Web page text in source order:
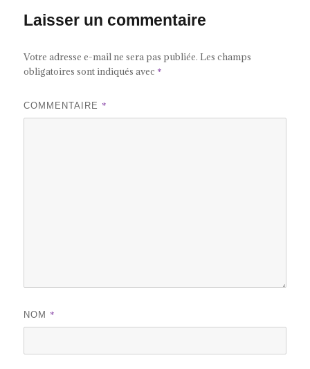
Laisser un commentaire
Votre adresse e-mail ne sera pas publiée. Les champs
obligatoires sont indiqués avec *
COMMENTAIRE *
NOM *